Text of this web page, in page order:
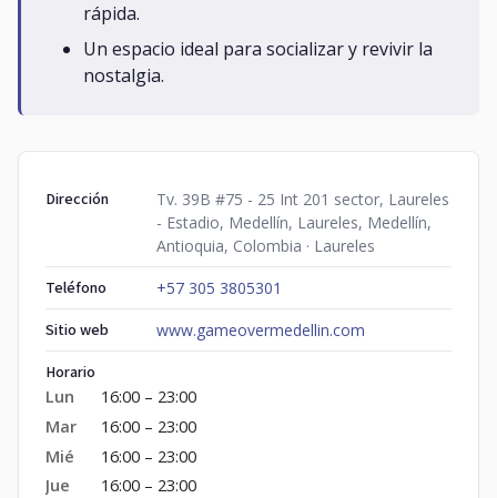
rápida.
Un espacio ideal para socializar y revivir la
nostalgia.
Dirección
Tv. 39B #75 - 25 Int 201 sector, Laureles
- Estadio, Medellín, Laureles, Medellín,
Antioquia, Colombia · Laureles
Teléfono +57 305 3805301
Sitio web www.gameovermedellin.com
Horario
Lun
16:00 – 23:00
Mar
16:00 – 23:00
Mié
16:00 – 23:00
Jue
16:00 – 23:00